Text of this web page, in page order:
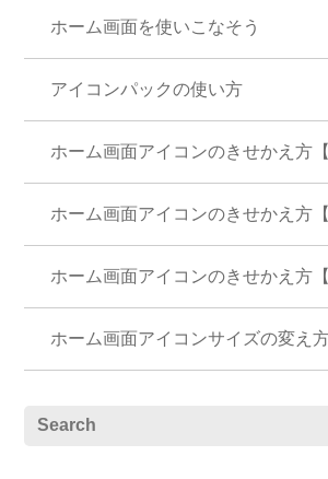
ホーム画面を使いこなそう
アイコンパックの使い方
ホーム画面アイコンのきせかえ方【
ホーム画面アイコンのきせかえ方【
ホーム画面アイコンのきせかえ方
ホーム画面アイコンサイズの変え